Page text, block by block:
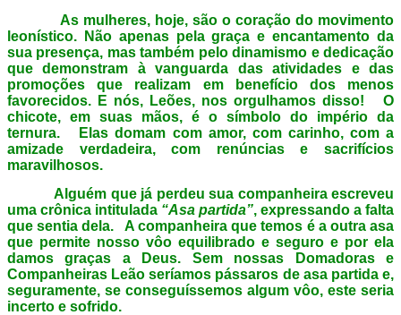
As mulheres, hoje, são o coração do movimento
leonístico. Não apenas pela graça e encantamento da
sua presença, mas também pelo dinamismo e dedicação
que demonstram à vanguarda das atividades e das
promoções que realizam em benefício dos menos
favorecidos. E nós, Leões, nos orgulhamos disso! O
chicote, em suas mãos, é o símbolo do império da
ternura. Elas domam com amor, com carinho, com a
amizade verdadeira, com renúncias e sacrifícios
maravilhosos.
Alguém que já perdeu sua companheira escreveu
uma crônica intitulada “Asa partida”, expressando a falta
que sentia dela. A companheira que temos é a outra asa
que permite nosso vôo equilibrado e seguro e por ela
damos graças a Deus. Sem nossas Domadoras e
Companheiras Leão seríamos pássaros de asa partida e,
seguramente, se conseguíssemos algum vôo, este seria
incerto e sofrido.